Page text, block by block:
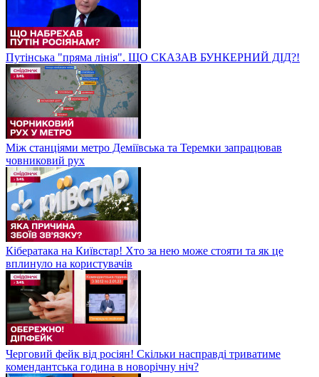
Путінська "пряма лінія". ЩО СКАЗАВ БУНКЕРНИЙ ДІД?!
Між станціями метро Деміївська та Теремки запрацював
човниковий рух
Кібератака на Київстар! Хто за нею може стояти та як це
вплинуло на користувачів
Черговий фейк від росіян! Скільки насправді триватиме
комендантська година в новорічну ніч?